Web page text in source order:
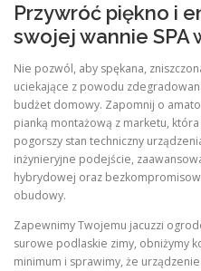
Przywróć piękno i
swojej wannie SPA
Nie pozwól, aby spękana,
uciekające z powodu
budżet domowy. Zapomnij o
pianką montażową z marketu,
pogorszy stan techniczny
inżynieryjne podejście,
hybrydowej oraz
obudowy.
Zapewnimy Twojemu jacuzzi
surowe podlaskie zimy, obniżymy
minimum i sprawimy, że